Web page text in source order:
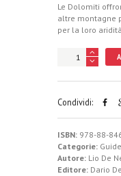
Le Dolomiti
altre montagne
per la loro
Condividi:
ISBN: 978-88-
Categorie: Guide
Autore: Lio De
Editore: Dario